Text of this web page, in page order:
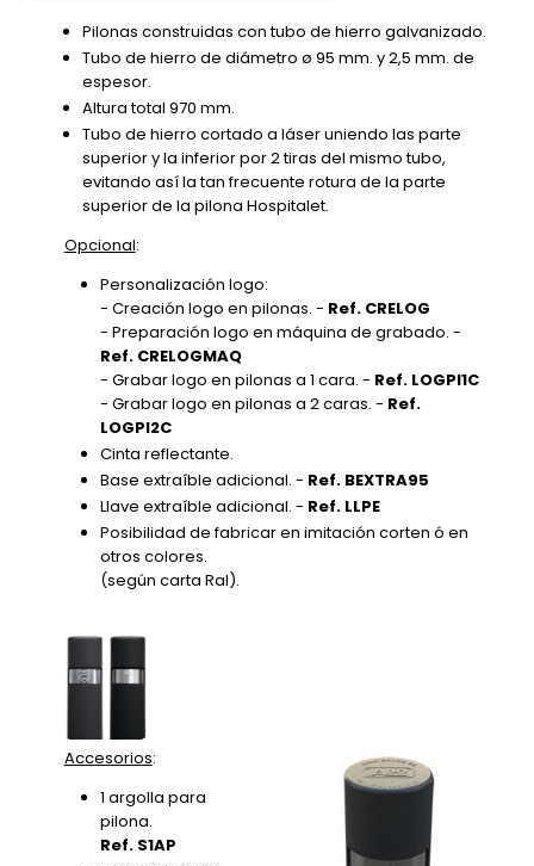
Pilonas construidas con tubo de hierro galvanizado.
Tubo de hierro de diámetro ø 95 mm. y 2,5 mm. de
espesor.
Altura total 970 mm.
Tubo de hierro cortado a láser uniendo las parte
superior y la inferior por 2 tiras del mismo tubo,
evitando así la tan frecuente rotura de la parte
superior de la pilona Hospitalet.
Opcional:
Personalización logo:
- Creación logo en pilonas. - Ref. CRELOG
- Preparación logo en máquina de grabado. -
Ref. CRELOGMAQ
- Grabar logo en pilonas a 1 cara. - Ref. LOGPI1C
- Grabar logo en pilonas a 2 caras. - Ref.
LOGPI2C
Cinta reflectante.
Base extraíble adicional. - Ref. BEXTRA95
Llave extraíble adicional. - Ref. LLPE
Posibilidad de fabricar en imitación corten ó en
otros colores.
(según carta Ral).
Accesorios:
1 argolla para
pilona.
Ref. S1AP